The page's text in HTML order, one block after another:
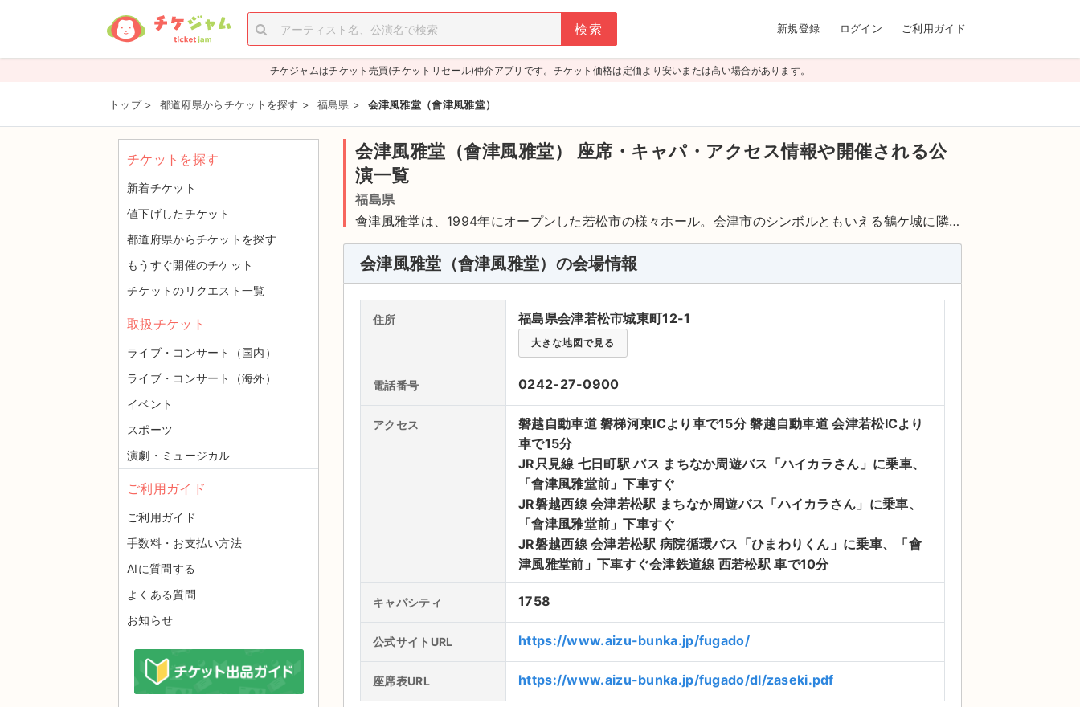
新規登録 ログイン ご利用ガイド
チケジャムはチケット売買(チケットリセール)仲介アプリです。チケット価格は定価より安いまたは高い場合があります。
トップ > 都道府県からチケットを探す > 福島県 > 会津風雅堂（會津風雅堂）
会津風雅堂（會津風雅堂） 座席・キャパ・アクセス情報や開催される公
演一覧
福島県
會津風雅堂は、1994年にオープンした若松市の様々ホール。会津市のシンボルともいえる鶴ケ城に隣
接し、会津若松駅、西若松駅からそれぞれタクシーで15分ほどほどの距離にある。会津地方最大スケー
ルの総計1,758シートを備える大型ホールは、スライディングウォール方式により1,158シートの1階シー
トだけを使用することも可能。また可変プロセニアムや側壁の残響可変装置により、イベントに合わせ
てさまざまな形式を取ることができ、コンサートから演劇、式典、講演会、学校の発表会まで、幅広く
使用されている。ほかにもエントランスホールやホワイエ、リハーサルルーム、和洋のミーティングル
ームなども確保されている。アクセスは、JR、会津鉄道「会津若松駅」よりタクシーで約10から15分
ほど、バスで約25分ほど、「西若松駅」よりタクシーで約15分ほどと、駅から遠い。また西若松駅か
ら會津風雅堂経由のバスはないので、注意が必要である。パーキングエリアは會津風雅堂パーキングエ
リア(141台)、鶴ヶ城体育館東側(80台)、福島県立博物館(100台)があるが、イベントによって使用でき
るパーキングエリアが変わるので、事前に調べたほうが良い。
会津風雅堂（會津風雅堂）の会場情報
住所 福島県会津若松市城東町12-1
大きな地図で見る
電話番号 0242-27-0900
アクセス
磐越自動車道 磐梯河東ICより車で15分 磐越自動車道 会津若松ICより
車で15分
JR只見線 七日町駅 バス まちなか周遊バス「ハイカラさん」に乗車、
「會津風雅堂前」下車すぐ
JR磐越西線 会津若松駅 まちなか周遊バス「ハイカラさん」に乗車、
「會津風雅堂前」下車すぐ
JR磐越西線 会津若松駅 病院循環バス「ひまわりくん」に乗車、「會
津風雅堂前」下車すぐ会津鉄道線 西若松駅 車で10分
キャパシティ 1758
公式サイトURL https://www.aizu-bunka.jp/fugado/
座席表URL https://www.aizu-bunka.jp/fugado/dl/zaseki.pdf
チケットを探す
新着チケット
値下げしたチケット
都道府県からチケットを探す
もうすぐ開催のチケット
チケットのリクエスト一覧
取扱チケット
ライブ・コンサート（国内）
ライブ・コンサート（海外）
イベント
スポーツ
演劇・ミュージカル
ご利用ガイド
ご利用ガイド
手数料・お支払い方法
AIに質問する
よくある質問
お知らせ